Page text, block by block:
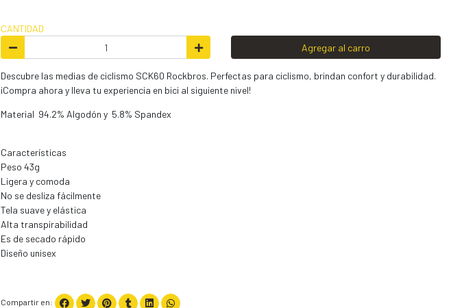
CANTIDAD
Agregar al carro
Descubre las medias de ciclismo SCK60 Rockbros. Perfectas para ciclismo, brindan confort y durabilidad.
¡Compra ahora y lleva tu experiencia en bici al siguiente nivel!
Material 94.2% Algodón y 5.8% Spandex
Características
Peso 43g
Ligera y comoda
No se desliza fácilmente
Tela suave y elástica
Alta transpirabilidad
Es de secado rápido
Diseño unisex
Compartir en: